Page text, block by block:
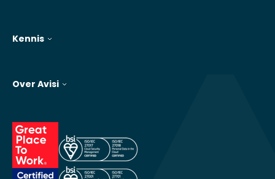
Kennis
Over Avisi